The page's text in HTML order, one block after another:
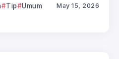
Tip Umum May 15, 2026